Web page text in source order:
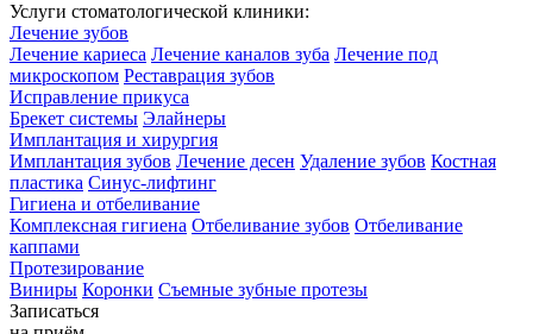
Услуги стоматологической клиники:
Лечение зубов
Лечение кариеса Лечение каналов зуба Лечение под
микроскопом Реставрация зубов
Исправление прикуса
Брекет системы Элайнеры
Имплантация и хирургия
Имплантация зубов Лечение десен Удаление зубов Костная
пластика Синус-лифтинг
Гигиена и отбеливание
Комплексная гигиена Отбеливание зубов Отбеливание
каппами
Протезирование
Виниры Коронки Съемные зубные протезы
Записаться